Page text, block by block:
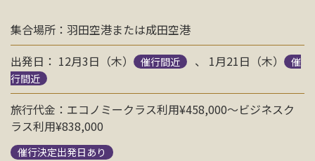
電話にてお問い合わせ
集合場所：羽田空港または成田空港
出発日： 12月3日（木）
催行間近 、 1月21日（木）
催
行間近
旅行代金：エコノミークラス利用¥458,000〜ビジネスク
ラス利用¥838,000
催行決定出発日あり